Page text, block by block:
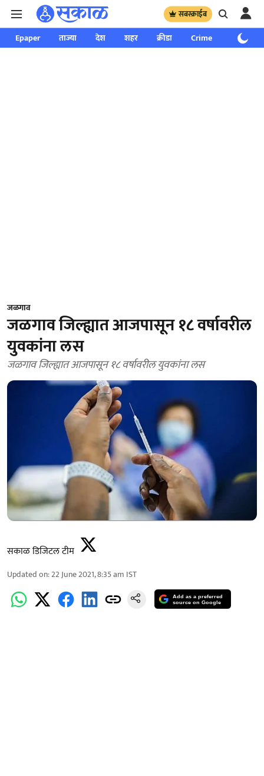
सबस्क्राईब
Epaper ताज्या देश शहर क्रीडा Crime साप्ताहिक
जळगाव
जळगाव जिल्ह्यात आजपासून १८ वर्षावरील
युवकांना लस
जळगाव जिल्ह्यात आजपासून १८ वर्षावरील युवकांना लस
सकाळ डिजिटल टीम
Updated on:22 June 2021, 8:35 am IST
Add as a preferred
source on Google